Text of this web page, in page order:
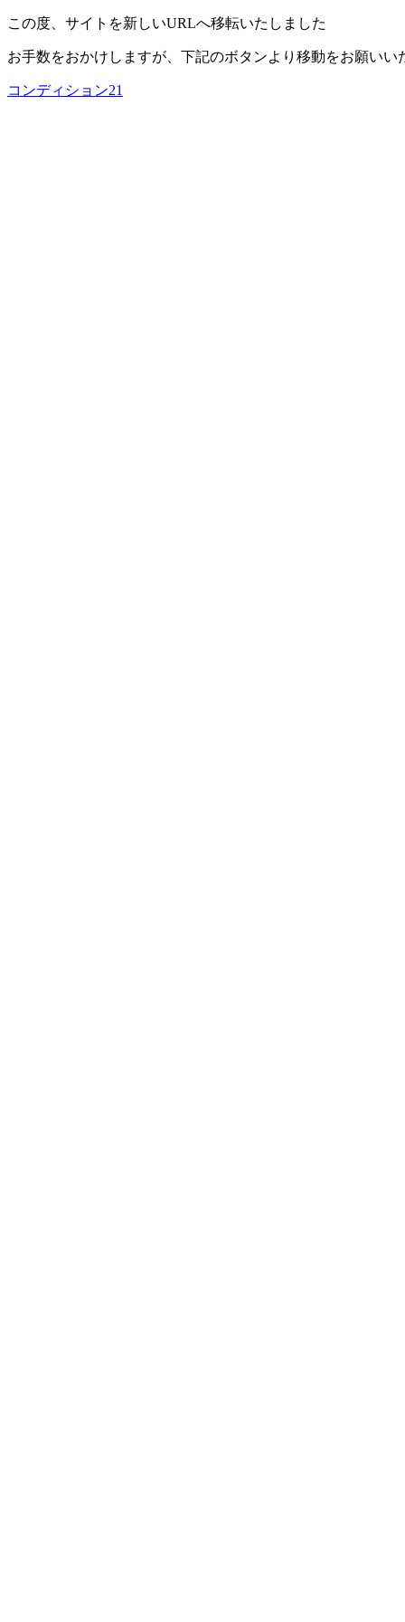
この度、サイトを新しいURLへ移転いたしました
お手数をおかけしますが、下記のボタンより移動をお願いい
コンディション21